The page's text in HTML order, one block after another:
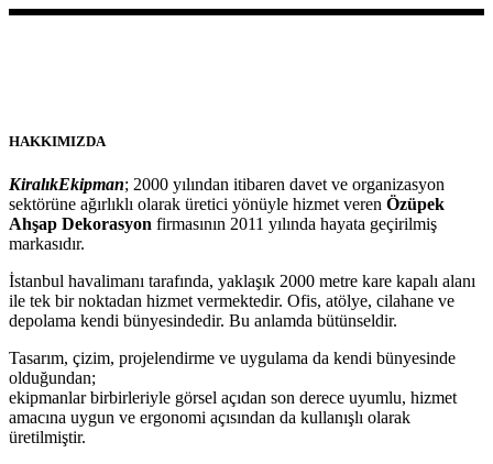
HAKKIMIZDA
KiralıkEkipman; 2000 yılından itibaren davet ve organizasyon
sektörüne ağırlıklı olarak üretici yönüyle hizmet veren Özüpek
Ahşap Dekorasyon firmasının 2011 yılında hayata geçirilmiş
markasıdır.
İstanbul havalimanı tarafında, yaklaşık 2000 metre kare kapalı alanı
ile tek bir noktadan hizmet vermektedir. Ofis, atölye, cilahane ve
depolama kendi bünyesindedir. Bu anlamda bütünseldir.
Tasarım, çizim, projelendirme ve uygulama da kendi bünyesinde
olduğundan;
ekipmanlar birbirleriyle görsel açıdan son derece uyumlu, hizmet
amacına uygun ve ergonomi açısından da kullanışlı olarak
üretilmiştir.